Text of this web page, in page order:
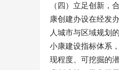
（四）立足创新
康创建办设在经发
人城市与区域规划
小康建设指标体系
现程度、可挖掘的